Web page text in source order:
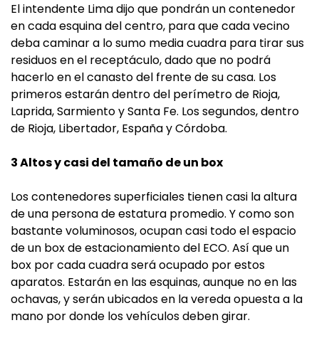
El intendente Lima dijo que pondrán un contenedor
en cada esquina del centro, para que cada vecino
deba caminar a lo sumo media cuadra para tirar sus
residuos en el receptáculo, dado que no podrá
hacerlo en el canasto del frente de su casa. Los
primeros estarán dentro del perímetro de Rioja,
Laprida, Sarmiento y Santa Fe. Los segundos, dentro
de Rioja, Libertador, España y Córdoba.
3 Altos y casi del tamaño de un box
Los contenedores superficiales tienen casi la altura
de una persona de estatura promedio. Y como son
bastante voluminosos, ocupan casi todo el espacio
de un box de estacionamiento del ECO. Así que un
box por cada cuadra será ocupado por estos
aparatos. Estarán en las esquinas, aunque no en las
ochavas, y serán ubicados en la vereda opuesta a la
mano por donde los vehículos deben girar.